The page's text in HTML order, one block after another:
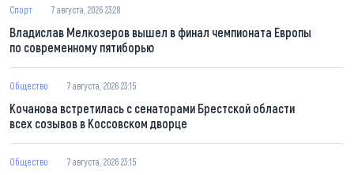
Спорт 7 августа, 2026 23:28
Владислав Мелкозеров вышел в финал чемпионата Европы
по современному пятиборью
Общество 7 августа, 2026 23:15
Кочанова встретилась с сенаторами Брестской области
всех созывов в Коссовском дворце
Общество 7 августа, 2026 23:15